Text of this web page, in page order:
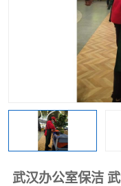
武汉办公室保洁